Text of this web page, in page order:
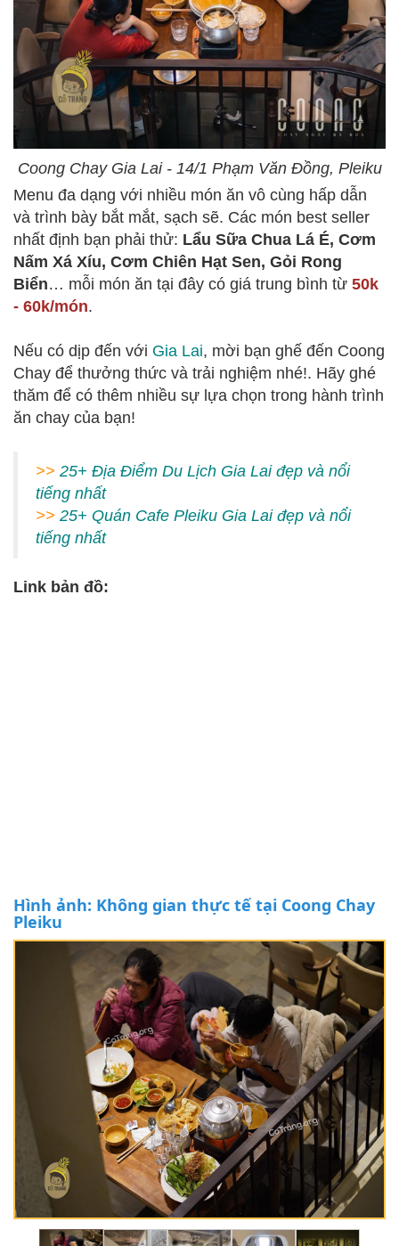
Coong Chay Gia Lai - 14/1 Phạm Văn Đồng, Pleiku
Menu đa dạng với nhiều món ăn vô cùng hấp dẫn
và trình bày bắt mắt, sạch sẽ. Các món best seller
nhất định bạn phải thử: Lẩu Sữa Chua Lá É, Cơm
Nấm Xá Xíu, Cơm Chiên Hạt Sen, Gỏi Rong
Biển… mỗi món ăn tại đây có giá trung bình từ 50k
- 60k/món.
Nếu có dịp đến với Gia Lai, mời bạn ghế đến Coong
Chay để thưởng thức và trải nghiệm nhé!. Hãy ghé
thăm để có thêm nhiều sự lựa chọn trong hành trình
ăn chay của bạn!
>> 25+ Địa Điểm Du Lịch Gia Lai đẹp và nổi
tiếng nhất
>> 25+ Quán Cafe Pleiku Gia Lai đẹp và nổi
tiếng nhất
Link bản đồ:
Hình ảnh: Không gian thực tế tại Coong Chay
Pleiku